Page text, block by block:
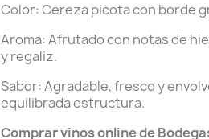
Color: Cereza picota con borde
Aroma: Afrutado con notas de
y regaliz.
Sabor: Agradable, fresco y
equilibrada estructura.
Comprar vinos online de